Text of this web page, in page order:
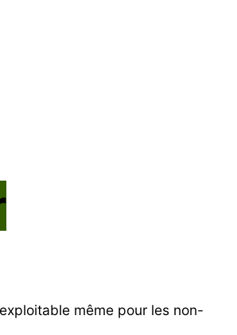
même pour les non-